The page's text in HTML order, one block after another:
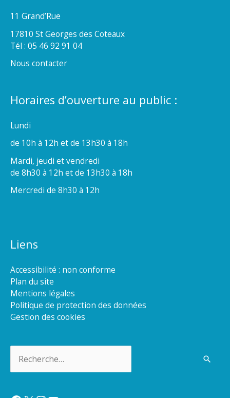
11 Grand’Rue
17810 St Georges des Coteaux
Tél : 05 46 92 91 04
Nous contacter
Horaires d’ouverture au public :
Lundi
de 10h à 12h et de 13h30 à 18h
Mardi, jeudi et vendredi
de 8h30 à 12h et de 13h30 à 18h
Mercredi de 8h30 à 12h
Liens
Accessibilité : non conforme
Plan du site
Mentions légales
Politique de protection des données
Gestion des cookies